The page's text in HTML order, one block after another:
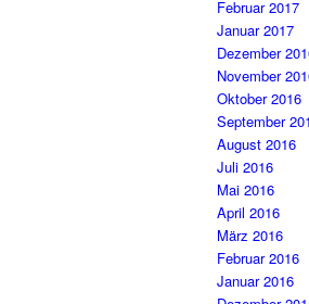
Februar 2017
Januar 2017
Dezember
November
Oktober 2016
September
August 2016
Juli 2016
Mai 2016
April 2016
März 2016
Februar 2016
Januar 2016